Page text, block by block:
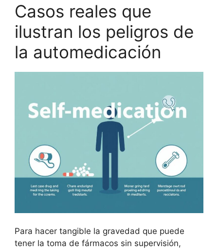
Casos reales que
ilustran los peligros de
la automedicación
Para hacer tangible la gravedad que puede
tener la toma de fármacos sin supervisión,